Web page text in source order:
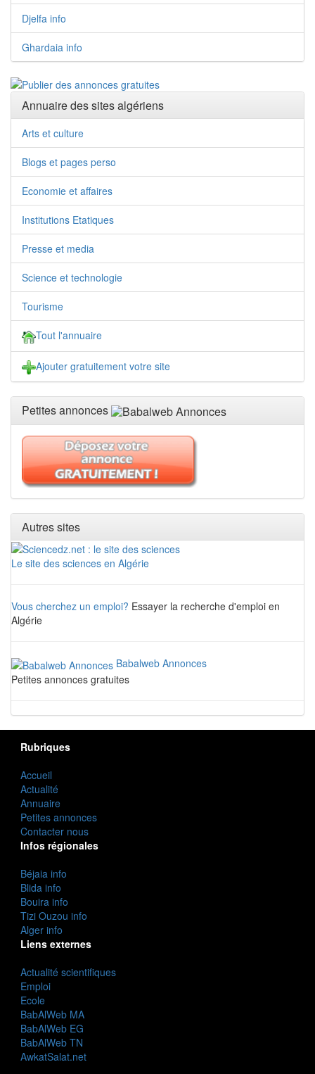
Djelfa info
Ghardaia info
Annuaire des sites algériens
Arts et culture
Blogs et pages perso
Economie et affaires
Institutions Etatiques
Presse et media
Science et technologie
Tourisme
Tout l'annuaire
Ajouter gratuitement votre site
Petites annonces
Autres sites
Le site des sciences en Algérie
Vous cherchez un emploi? Essayer la recherche d'emploi en
Algérie
Babalweb Annonces
Petites annonces gratuites
Rubriques
Accueil
Actualité
Annuaire
Petites annonces
Contacter nous
Infos régionales
Béjaia info
Blida info
Bouira info
Tizi Ouzou info
Alger info
Liens externes
Actualité scientifiques
Emploi
Ecole
BabAlWeb MA
BabAlWeb EG
BabAlWeb TN
AwkatSalat.net